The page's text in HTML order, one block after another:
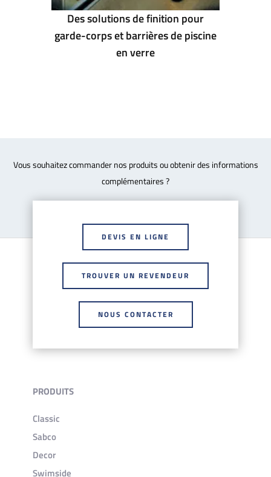
Des solutions de finition pour
garde-corps et barrières de piscine
en verre
Vous souhaitez commander nos produits ou obtenir des informations
complémentaires ?
DEVIS EN LIGNE
TROUVER UN REVENDEUR
NOUS CONTACTER
PRODUITS
Classic
Sabco
Decor
Swimside